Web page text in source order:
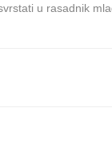
u rasadnik